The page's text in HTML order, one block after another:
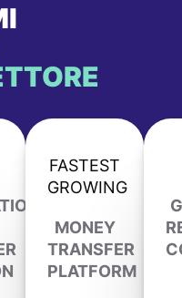
FASTEST
GROWING
MONEY
TRANSFER
PLATFORM